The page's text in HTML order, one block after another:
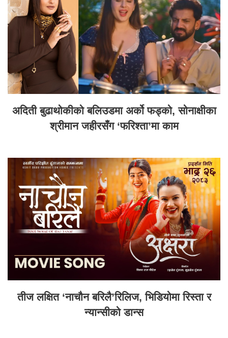
अदिती बुढाथोकीको बलिउडमा अर्को फड्को, सोनाक्षीका
श्रीमान जहीरसँग ‘फरिश्ता’मा काम
तीज लक्षित ‘नाचौन बरिलै’रिलिज, भिडियोमा रिस्ता र
न्यान्सीको डान्स